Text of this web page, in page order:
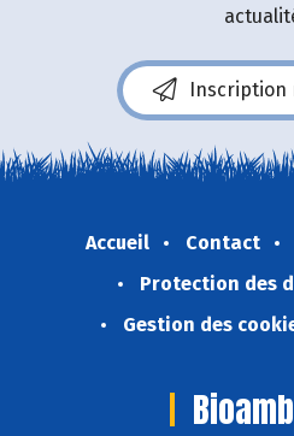
Inscription
Accueil Contact
Protection des
Gestion des